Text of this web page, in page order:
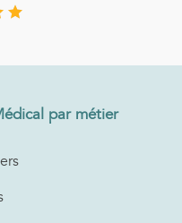
par métier